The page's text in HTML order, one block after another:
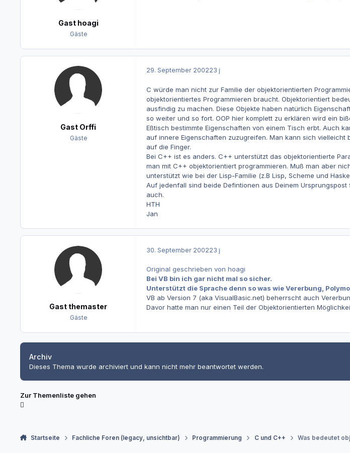
Gast hoagi
Gäste
Gast Orffi
Gäste
29. September 200223 j
C würde man nicht zur Familie der objektorientierten
objektorientiertes Programmieren braucht. Objektorientiert
ausfindig zu machen. Diese Objekte haben natürlich
so weiter und so fort. OOP hier komplett zu erklären wird ein
Eßtisch bestimmte Eigenschaften von einem Tisch erbt. Auch
auf innere Eigenschaften zuzugreifen. Man kann sich
auf die Finger.
Bei C++ ist es anders. C++ unterstützt das objektorientierte
man mit C++ objektorientiert programmieren. Muß man aber
unterstützt wie bei der Lisp-Familie (z.B Lisp, Scheme und
Auf jedenfall sind beide Defintionen aus Deinem
auch.
HTH
Jan
Gast themaster
Gäste
30. September 200223 j
Original geschrieben von hoagi
Bei VB bin ich gar nicht mal so sicher.
Unterstützt die Sprache denn so was wie Vererbung,
VB ab Version 7 (aka VisualBasic.net) beherrscht auch
Davor hatte man nur einen Teil der Objektorientierten
Archiv
Dieses Thema wurde archiviert und kann nicht mehr beantwortet werden.
Zur Themenliste gehen
Startseite Fachliche Foren (legacy, unsichtbar) Programmierung C und C++ Was bedeutet